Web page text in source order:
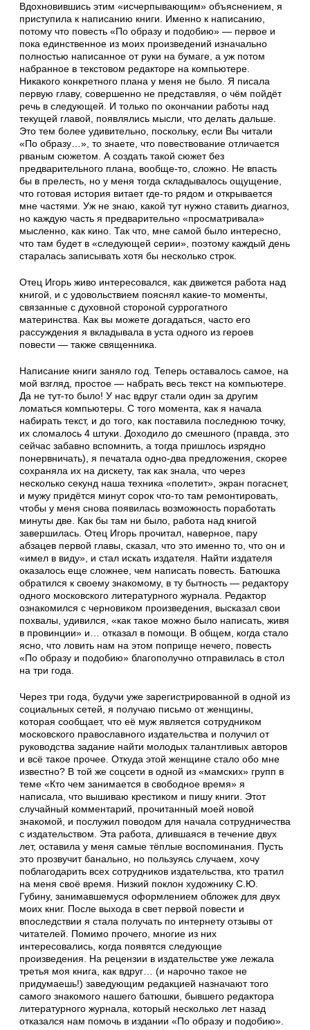
Вдохновившись этим «исчерпывающим» объяснением, я
приступила к написанию книги. Именно к написанию,
потому что повесть «По образу и подобию» — первое и
пока единственное из моих произведений изначально
полностью написанное от руки на бумаге, а уж потом
набранное в текстовом редакторе на компьютере.
Никакого конкретного плана у меня не было. Я писала
первую главу, совершенно не представляя, о чём пойдёт
речь в следующей. И только по окончании работы над
текущей главой, появлялись мысли, что делать дальше.
Это тем более удивительно, поскольку, если Вы читали
«По образу…», то знаете, что повествование отличается
рваным сюжетом. А создать такой сюжет без
предварительного плана, вообще-то, сложно. Не впасть
бы в прелесть, но у меня тогда складывалось ощущение,
что готовая история витает где-то рядом и открывается
мне частями. Уж не знаю, какой тут нужно ставить диагноз,
но каждую часть я предварительно «просматривала»
мысленно, как кино. Так что, мне самой было интересно,
что там будет в «следующей серии», поэтому каждый день
старалась записывать хотя бы несколько строк.
Отец Игорь живо интересовался, как движется работа над
книгой, и с удовольствием пояснял какие-то моменты,
связанные с духовной стороной суррогатного
материнства. Как вы можете догадаться, часто его
рассуждения я вкладывала в уста одного из героев
повести — также священника.
Написание книги заняло год. Теперь оставалось самое, на
мой взгляд, простое — набрать весь текст на компьютере.
Да не тут-то было! У нас вдруг стали один за другим
ломаться компьютеры. С того момента, как я начала
набирать текст, и до того, как поставила последнюю точку,
их сломалось 4 штуки. Доходило до смешного (правда, это
сейчас забавно вспомнить, а тогда пришлось изрядно
понервничать), я печатала одно-два предложения, скорее
сохраняла их на дискету, так как знала, что через
несколько секунд наша техника «полетит», экран погаснет,
и мужу придётся минут сорок что-то там ремонтировать,
чтобы у меня снова появилась возможность поработать
минуты две. Как бы там ни было, работа над книгой
завершилась. Отец Игорь прочитал, наверное, пару
абзацев первой главы, сказал, что это именно то, что он и
«имел в виду», и стал искать издателя. Найти издателя
оказалось еще сложнее, чем написать повесть. Батюшка
обратился к своему знакомому, в ту бытность — редактору
одного московского литературного журнала. Редактор
ознакомился с черновиком произведения, высказал свои
похвалы, удивился, «как такое можно было написать, живя
в провинции» и… отказал в помощи. В общем, когда стало
ясно, что ловить нам на этом поприще нечего, повесть
«По образу и подобию» благополучно отправилась в стол
на три года.
Через три года, будучи уже зарегистрированной в одной из
социальных сетей, я получаю письмо от женщины,
которая сообщает, что её муж является сотрудником
московского православного издательства и получил от
руководства задание найти молодых талантливых авторов
и всё такое прочее. Откуда этой женщине стало обо мне
известно? В той же соцсети в одной из «мамских» групп в
теме «Кто чем занимается в свободное время» я
написала, что вышиваю крестиком и пишу книги. Этот
случайный комментарий, прочитанный моей новой
знакомой, и послужил поводом для начала сотрудничества
с издательством. Эта работа, длившаяся в течение двух
лет, оставила у меня самые тёплые воспоминания. Пусть
это прозвучит банально, но пользуясь случаем, хочу
поблагодарить всех сотрудников издательства, кто тратил
на меня своё время. Низкий поклон художнику С.Ю.
Губину, занимавшемуся оформлением обложек для двух
моих книг. После выхода в свет первой повести и
впоследствии я стала получать по интернету отзывы от
читателей. Помимо прочего, многие из них
интересовались, когда появятся следующие
произведения. На рецензии в издательстве уже лежала
третья моя книга, как вдруг… (и нарочно такое не
придумаешь!) заведующим редакцией назначают того
самого знакомого нашего батюшки, бывшего редактора
литературного журнала, который несколько лет назад
отказался нам помочь в издании «По образу и подобию».